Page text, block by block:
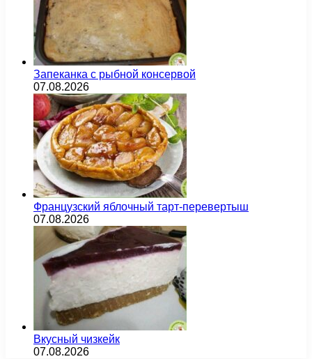
Запеканка с рыбной консервой
07.08.2026
Французский яблочный тарт-перевертыш
07.08.2026
Вкусный чизкейк
07.08.2026